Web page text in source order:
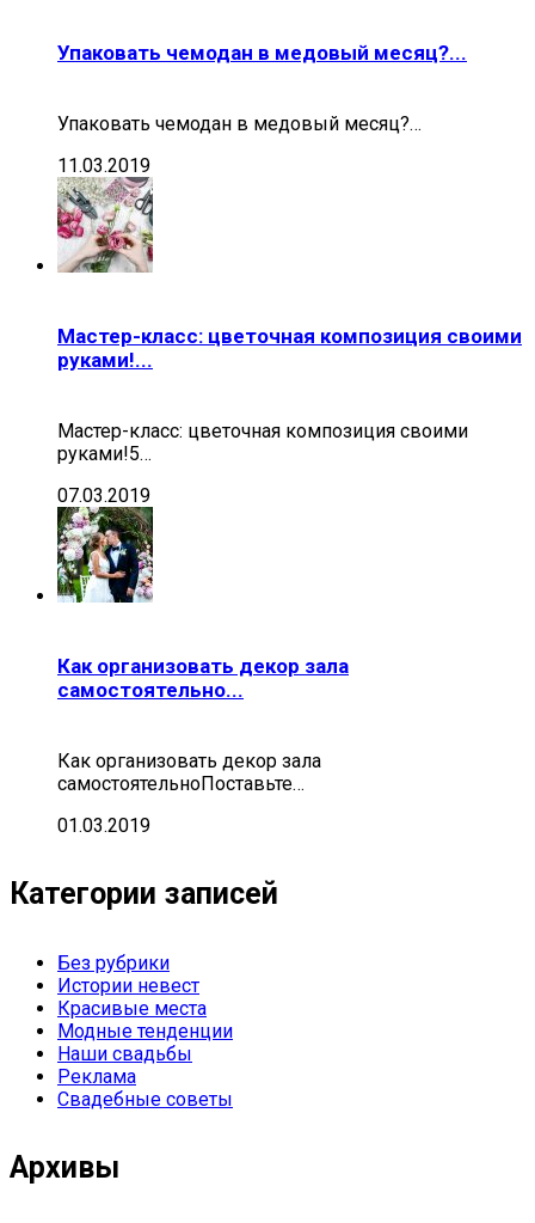
Упаковать чемодан в медовый месяц?...
Упаковать чемодан в медовый месяц?…
11.03.2019
Мастер-класс: цветочная композиция своими
руками!...
Мастер-класс: цветочная композиция своими
руками!5…
07.03.2019
Как организовать декор зала
самостоятельно...
Как организовать декор зала
самостоятельноПоставьте…
01.03.2019
Категории записей
Без рубрики
Истории невест
Красивые места
Модные тенденции
Наши свадьбы
Реклама
Свадебные советы
Архивы